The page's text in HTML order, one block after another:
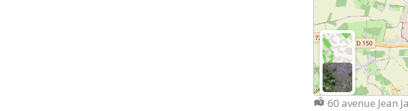
Localisation :
60 avenue Jean